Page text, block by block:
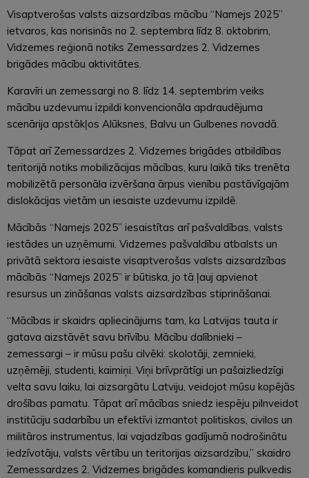
Visaptverošas valsts aizsardzības mācību “Namejs 2025”
ietvaros, kas norisinās no 2. septembra līdz 8. oktobrim,
Vidzemes reģionā notiks Zemessardzes 2. Vidzemes
brigādes mācību aktivitātes.
Karavīri un zemessargi no 8. līdz 14. septembrim veiks
mācību uzdevumu izpildi konvencionāla apdraudējuma
scenārija apstākļos Alūksnes, Balvu un Gulbenes novadā.
Tāpat arī Zemessardzes 2. Vidzemes brigādes atbildības
teritorijā notiks mobilizācijas mācības, kuru laikā tiks trenēta
mobilizētā personāla izvēršana ārpus vienību pastāvīgajām
dislokācijas vietām un iesaiste uzdevumu izpildē.
Mācībās “Namejs 2025” iesaistītas arī pašvaldības, valsts
iestādes un uzņēmumi. Vidzemes pašvaldību atbalsts un
privātā sektora iesaiste visaptverošas valsts aizsardzības
mācībās “Namejs 2025” ir būtiska, jo tā ļauj apvienot
resursus un zināšanas valsts aizsardzības stiprināšanai.
“Mācības ir skaidrs apliecinājums tam, ka Latvijas tauta ir
gatava aizstāvēt savu brīvību. Mācību dalībnieki –
zemessargi – ir mūsu pašu cilvēki: skolotāji, zemnieki,
uzņēmēji, studenti, kaimiņi. Viņi brīvprātīgi un pašaizliedzīgi
velta savu laiku, lai aizsargātu Latviju, veidojot mūsu kopējās
drošības pamatu. Tāpat arī mācības sniedz iespēju pilnveidot
institūciju sadarbību un efektīvi izmantot politiskos, civilos un
militāros instrumentus, lai vajadzības gadījumā nodrošinātu
iedzīvotāju, valsts vērtību un teritorijas aizsardzību,” skaidro
Zemessardzes 2. Vidzemes brigādes komandieris pulkvedis